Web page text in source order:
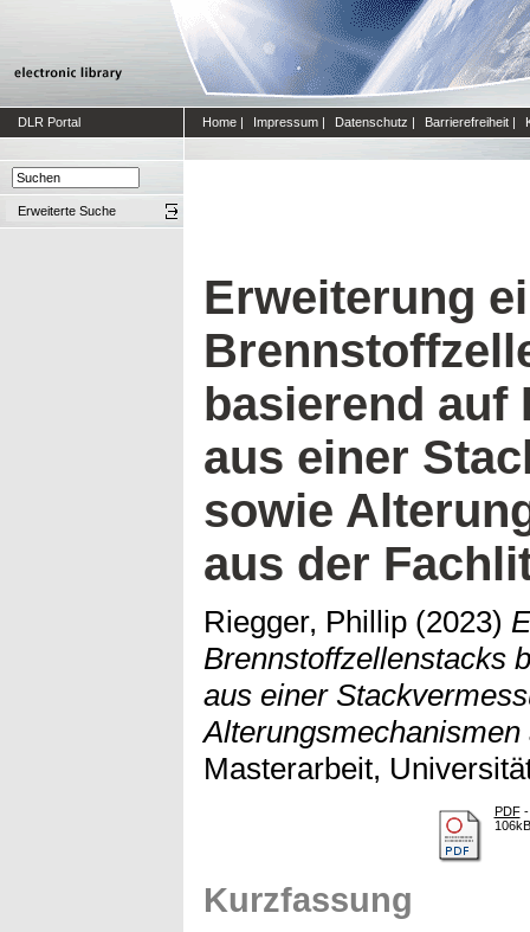
DLR Portal Home | Impressum | Datenschutz | Barrierefreiheit |
Erweiterte Suche
Erweiterung
basierend auf
aus einer
sowie
aus der
Riegger, Phillip (2023)
Brennstoffzellenstacks
aus einer
Masterarbeit,
PDF-
106kB
Kurzfassung